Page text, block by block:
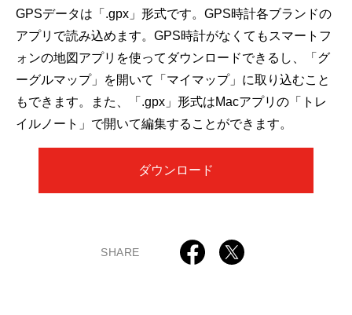
GPSデータは「.gpx」形式です。GPS時計各ブランドの
アプリで読み込めます。GPS時計がなくてもスマートフ
ォンの地図アプリを使ってダウンロードできるし、「グ
ーグルマップ」を開いて「マイマップ」に取り込むこと
もできます。また、「.gpx」形式はMacアプリの「トレ
イルノート」で開いて編集することができます。
ダウンロード
SHARE